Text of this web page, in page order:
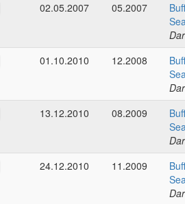
02.05.2007
05.2007
01.10.2010
12.2008
13.12.2010
08.2009
24.12.2010
11.2009